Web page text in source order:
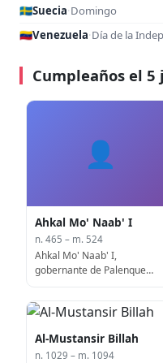
🇸🇪Suecia·Domingo
🇻🇪Venezuela·Día de la
Cumpleaños el 5
👤
Ahkal Mo' Naab' I
n. 465 – m. 524
Ahkal Mo' Naab' I,
gobernante de Palenque
Al-Mustansir Billah
n. 1029 – m. 1094